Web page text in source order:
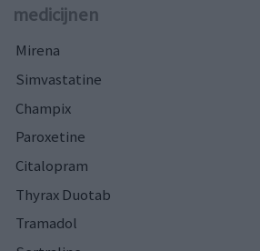
medicijnen
Mirena
Simvastatine
Champix
Paroxetine
Citalopram
Thyrax Duotab
Tramadol